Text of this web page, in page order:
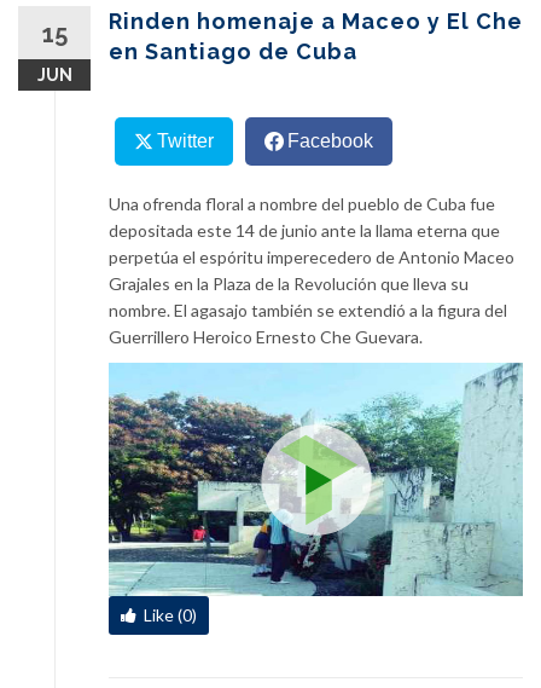
15
JUN
Rinden homenaje a Maceo y El Che
en Santiago de Cuba
Twitter Facebook
Una ofrenda floral a nombre del pueblo de Cuba fue
depositada este 14 de junio ante la llama eterna que
perpetúa el espóritu imperecedero de Antonio Maceo
Grajales en la Plaza de la Revolución que lleva su
nombre. El agasajo también se extendió a la figura del
Guerrillero Heroico Ernesto Che Guevara.
Like (0)